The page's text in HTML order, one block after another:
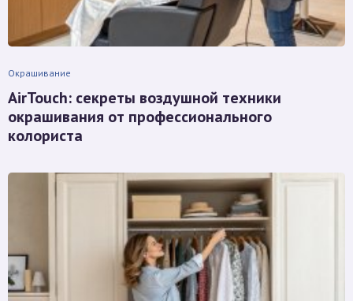
Окрашивание
AirTouch: секреты воздушной техники
окрашивания от профессионального
колориста